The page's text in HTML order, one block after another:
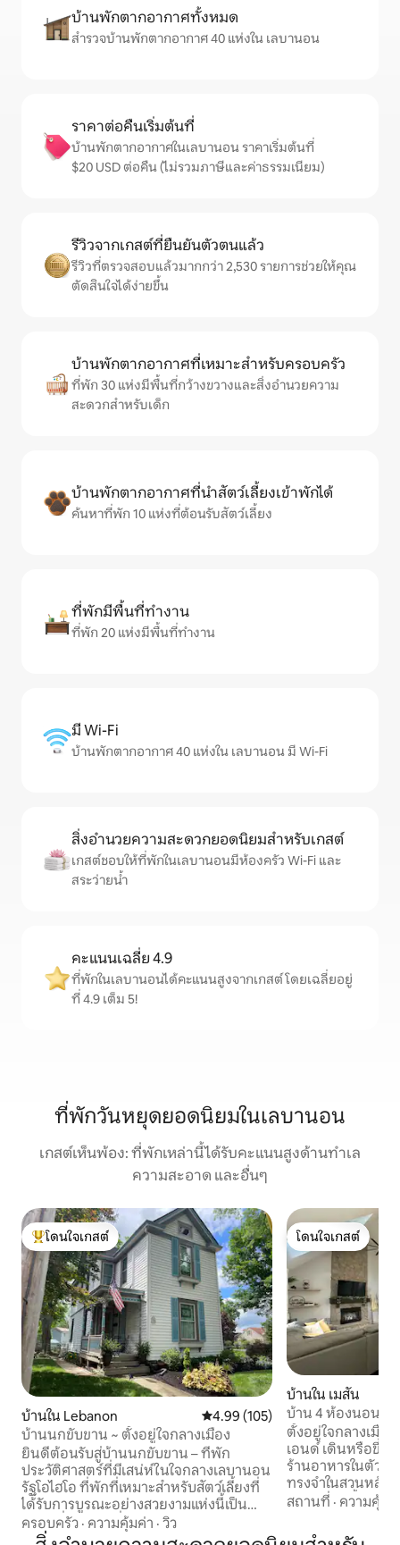
บ้านพักตากอากาศทั้งหมด
สำรวจบ้านพักตากอากาศ 40 แห่งใน เลบานอน
ราคาต่อคืนเริ่มต้นที่
บ้านพักตากอากาศในเลบานอน ราคาเริ่มต้นที่
$20 USD ต่อคืน (ไม่รวมภาษีและค่าธรรมเนียม)
รีวิวจากเกสต์ที่ยืนยันตัวตนแล้ว
รีวิวที่ตรวจสอบแล้วมากกว่า 2,530 รายการช่วยให้คุณ
ตัดสินใจได้ง่ายขึ้น
บ้านพักตากอากาศที่เหมาะสำหรับครอบครัว
ที่พัก 30 แห่งมีพื้นที่กว้างขวางและสิ่งอำนวยความ
สะดวกสำหรับเด็ก
บ้านพักตากอากาศที่นำสัตว์เลี้ยงเข้าพักได้
ค้นหาที่พัก 10 แห่งที่ต้อนรับสัตว์เลี้ยง
ที่พักมีพื้นที่ทำงาน
ที่พัก 20 แห่งมีพื้นที่ทำงาน
มี Wi-Fi
บ้านพักตากอากาศ 40 แห่งใน เลบานอน มี Wi-Fi
สิ่งอำนวยความสะดวกยอดนิยมสำหรับเกสต์
เกสต์ชอบให้ที่พักในเลบานอนมีห้องครัว Wi-Fi และ
สระว่ายน้ำ
คะแนนเฉลี่ย 4.9
ที่พักในเลบานอนได้คะแนนสูงจากเกสต์ โดยเฉลี่ยอยู่
ที่ 4.9 เต็ม 5!
ที่พักวันหยุดยอดนิยมในเลบานอน
เกสต์เห็นพ้อง: ที่พักเหล่านี้ได้รับคะแนนสูงด้านทำเล
ความสะอาด และอื่นๆ
โดนใจเกสต์ที่สุด
โดนใจเกสต์
บ้านใน Lebanon คะแนนเฉลี่ย 4.99 จาก 5, 105 รีวิว
4.99 (105)
บ้านนกขับขาน ~ ตั้งอยู่ใจกลางเมือง
ยินดีต้อนรับสู่บ้านนกขับขาน – ที่พัก
ประวัติศาสตร์ที่มีเสน่ห์ในใจกลางเลบานอน
รัฐโอไฮโอ ที่พักที่เหมาะสำหรับสัตว์เลี้ยงที่
ได้รับการบูรณะอย่างสวยงามแห่งนี้เป็น
สถานที่พักผ่อนที่สมบูรณ์แบบสำหรับการ
พักผ่อนของคู่รักการพักผ่อนกับครอบครัว
ครอบครัว · ความคุ้มค่า · วิว
โดนใจเกสต์
โดนใจเกสต์
บ้านใน เมสัน
บ้าน 4 ห้องนอนที่ส
ห้องเล่นเกม
ตั้งอยู่ใจกลางเมือ
เอนด์ เดินหรือขี่จั
ร้านอาหารในตัวเ
ทรงจำในสวนหลัง
รอบพร้อมบั้งไฟแล
เกมเสร็จสมบูรณ์
สเก็ตบอลป๊อปอะ
สถานที่ · ความคุ้ม